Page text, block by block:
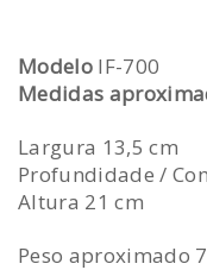
Modelo IF-700
Medidas
Largura 13,5 cm
Profundidade /
Altura 21 cm
Peso aproximado